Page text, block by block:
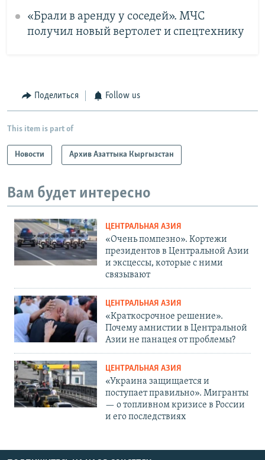
«Брали в аренду у соседей». МЧС
получил новый вертолет и спецтехнику
Поделиться Follow us
This item is part of
Новости Архив Азаттыка Кыргызстан
Вам будет интересно
ЦЕНТРАЛЬНАЯ АЗИЯ
«Очень помпезно». Кортежи
президентов в Центральной Азии
и эксцессы, которые с ними
связывают
ЦЕНТРАЛЬНАЯ АЗИЯ
«Краткосрочное решение».
Почему амнистии в Центральной
Азии не панацея от проблемы?
ЦЕНТРАЛЬНАЯ АЗИЯ
«Украина защищается и
поступает правильно». Мигранты
— о топливном кризисе в России
и его последствиях